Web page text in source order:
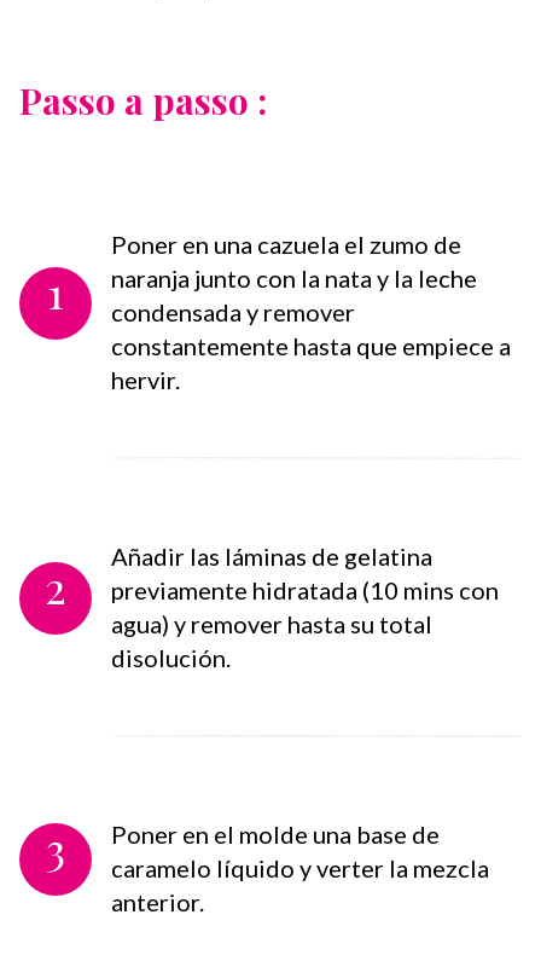
Passo a passo :
1
Poner en una cazuela el zumo de
naranja junto con la nata y la leche
condensada y remover
constantemente hasta que empiece a
hervir.
2
Añadir las láminas de gelatina
previamente hidratada (10 mins con
agua) y remover hasta su total
disolución.
3
Poner en el molde una base de
caramelo líquido y verter la mezcla
anterior.